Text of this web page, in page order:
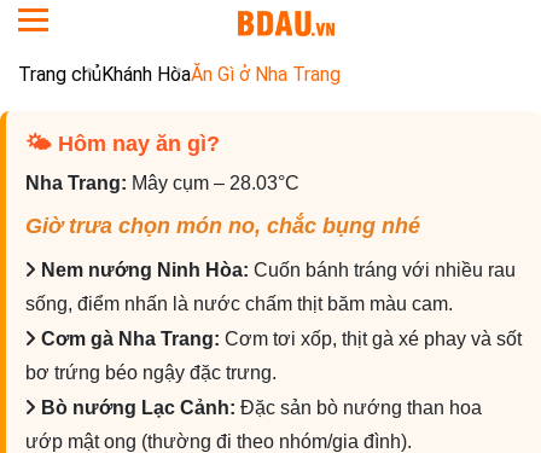
Trang chủKhánh HòaĂn Gì ở Nha Trang
🌤 Hôm nay ăn gì?️
Nha Trang: Mây cụm – 28.03°C
Giờ trưa chọn món no, chắc bụng nhé
Nem nướng Ninh Hòa: Cuốn bánh tráng với nhiều rau
sống, điểm nhấn là nước chấm thịt băm màu cam.
Cơm gà Nha Trang: Cơm tơi xốp, thịt gà xé phay và sốt
bơ trứng béo ngậy đặc trưng.
Bò nướng Lạc Cảnh: Đặc sản bò nướng than hoa
ướp mật ong (thường đi theo nhóm/gia đình).